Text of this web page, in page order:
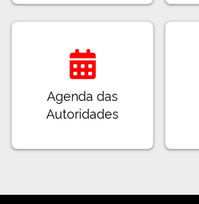
Agenda das
Autoridades